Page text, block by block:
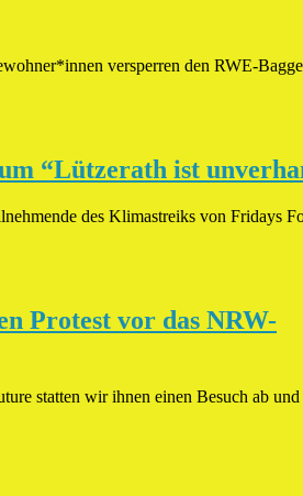
versperren den RWE-
“Lützerath ist
des Klimastreiks von Fridays
Protest vor das NRW-
statten wir ihnen einen Besuch ab und